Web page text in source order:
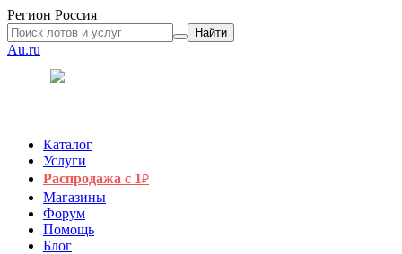
Регион Россия
Найти
Au.ru
Каталог
Услуги
Распродажа с 1₽
Магазины
Форум
Помощь
Блог